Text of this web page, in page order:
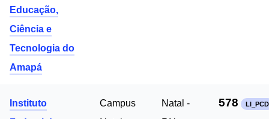
Educação,
Ciência e
Tecnologia do
Amapá
Instituto
Campus
Natal -
578 LI_PCD